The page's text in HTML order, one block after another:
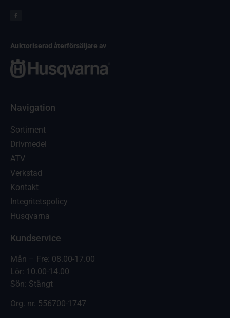
Auktoriserad återförsäljare av
Navigation
Sortiment
Drivmedel
ATV
Verkstad
Kontakt
Integritetspolicy
Husqvarna
Kundservice
Mån – Fre: 08.00-17.00
Lör: 10.00-14.00
Sön: Stängt
Org. nr. 556700-1747